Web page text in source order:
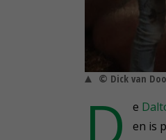
© Dick van
e
en is